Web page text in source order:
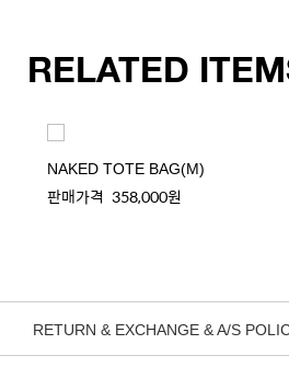
RELATED
NAKED TOTE BAG(M)
판매가격 358,000원
RETURN & EXCHANGE & A/S